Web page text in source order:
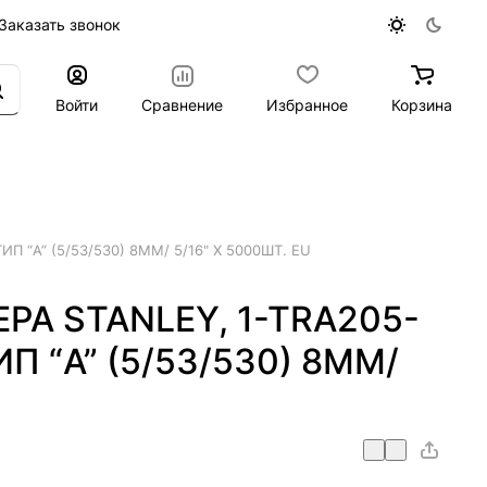
звонок
Войти Сравнение Избранное Корзина
“A” (5/53/530) 8ММ/ 5/16" Х 5000ШТ. EU
STANLEY, 1-TRA205-
“A” (5/53/530) 8ММ/